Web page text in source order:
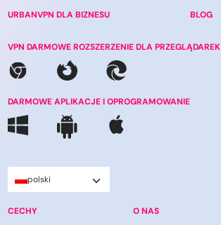
URBANVPN DLA BIZNESU BLOG
VPN DARMOWE ROZSZERZENIE DLA PRZEGLĄDAREK
DARMOWE APLIKACJE I OPROGRAMOWANIE
polski
CECHY O NAS